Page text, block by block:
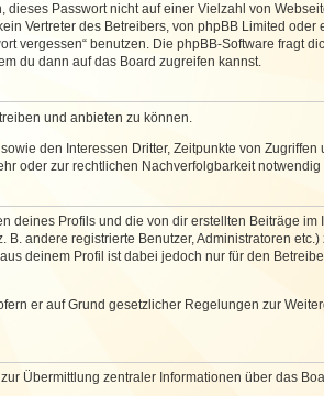
Passwort nicht auf einer Vielzahl von
Vertreter des Betreibers, von phpBB Limited oder
vergessen“ benutzen. Die phpBB-Software fragt
du dann auf das Board zugreifen kannst.
und anbieten zu können.
den Interessen Dritter, Zeitpunkte von Zugriffen
oder zur rechtlichen Nachverfolgbarkeit notwendig
deines Profils und die von dir erstellten Beiträge im
andere registrierte Benutzer, Administratoren
deinem Profil ist dabei jedoch nur für den
er auf Grund gesetzlicher Regelungen zur
Übermittlung zentraler Informationen über das